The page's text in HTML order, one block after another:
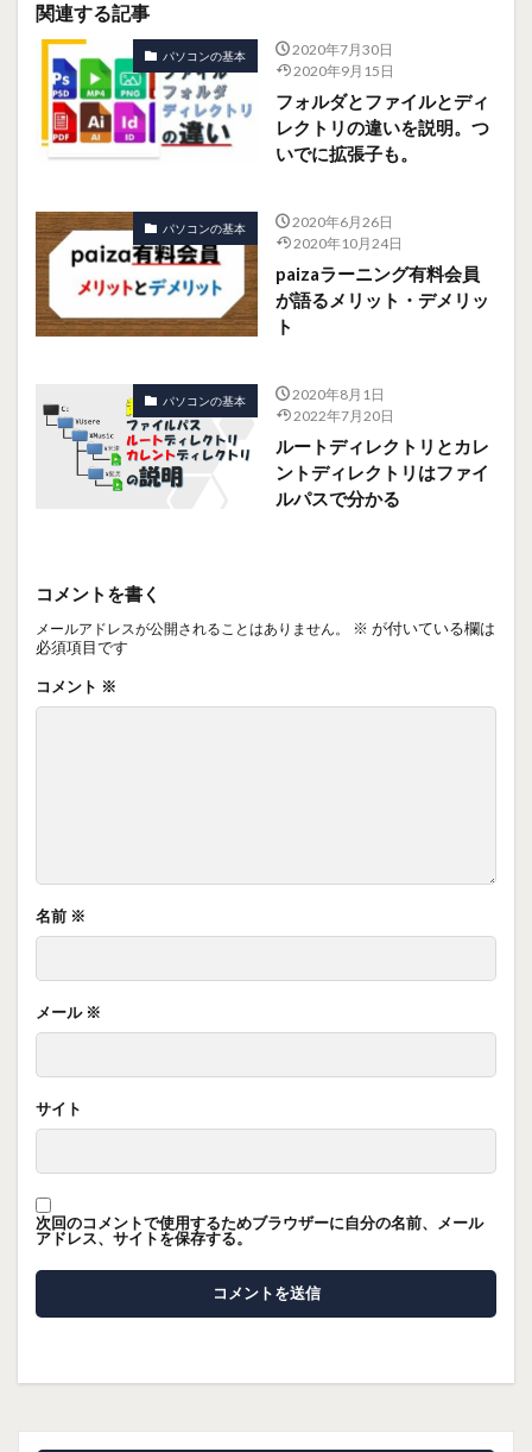
関連する記事
パソコンの基本
2020年7月30日
2020年9月15日
フォルダとファイルとディ
レクトリの違いを説明。つ
いでに拡張子も。
パソコンの基本
2020年6月26日
2020年10月24日
paizaラーニング有料会員
が語るメリット・デメリッ
ト
パソコンの基本
2020年8月1日
2022年7月20日
ルートディレクトリとカレ
ントディレクトリはファイ
ルパスで分かる
コメントを書く
メールアドレスが公開されることはありません。 ※ が付いている欄は
必須項目です
コメント ※
名前 ※
メール ※
サイト
次回のコメントで使用するためブラウザーに自分の名前、メール
アドレス、サイトを保存する。